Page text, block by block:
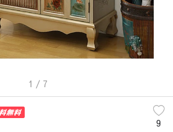
1 / 7
9